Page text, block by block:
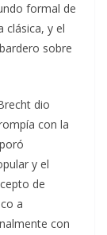
formal de
clásica, y el
sobre
dio
con la
y el
de
a
con